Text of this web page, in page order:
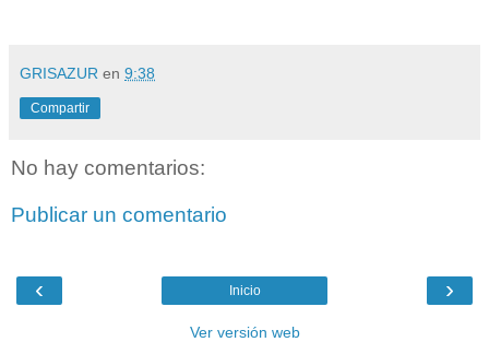
GRISAZUR en 9:38
Compartir
No hay comentarios:
Publicar un comentario
‹ ›
Inicio
Ver versión web